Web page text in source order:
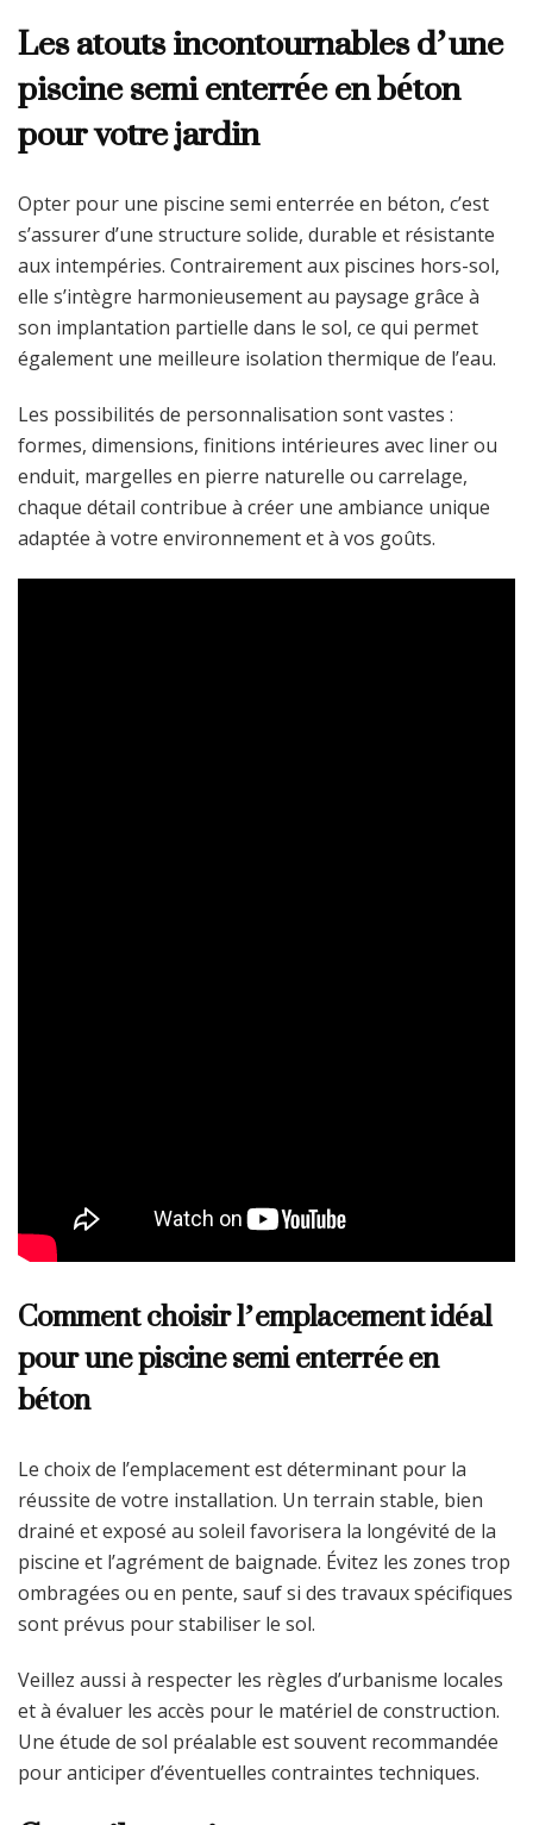
Les atouts incontournables d’une
piscine semi enterrée en béton
pour votre jardin
Opter pour une piscine semi enterrée en béton, c’est
s’assurer d’une structure solide, durable et résistante
aux intempéries. Contrairement aux piscines hors-sol,
elle s’intègre harmonieusement au paysage grâce à
son implantation partielle dans le sol, ce qui permet
également une meilleure isolation thermique de l’eau.
Les possibilités de personnalisation sont vastes :
formes, dimensions, finitions intérieures avec liner ou
enduit, margelles en pierre naturelle ou carrelage,
chaque détail contribue à créer une ambiance unique
adaptée à votre environnement et à vos goûts.
Comment choisir l’emplacement idéal
pour une piscine semi enterrée en
béton
Le choix de l’emplacement est déterminant pour la
réussite de votre installation. Un terrain stable, bien
drainé et exposé au soleil favorisera la longévité de la
piscine et l’agrément de baignade. Évitez les zones trop
ombragées ou en pente, sauf si des travaux spécifiques
sont prévus pour stabiliser le sol.
Veillez aussi à respecter les règles d’urbanisme locales
et à évaluer les accès pour le matériel de construction.
Une étude de sol préalable est souvent recommandée
pour anticiper d’éventuelles contraintes techniques.